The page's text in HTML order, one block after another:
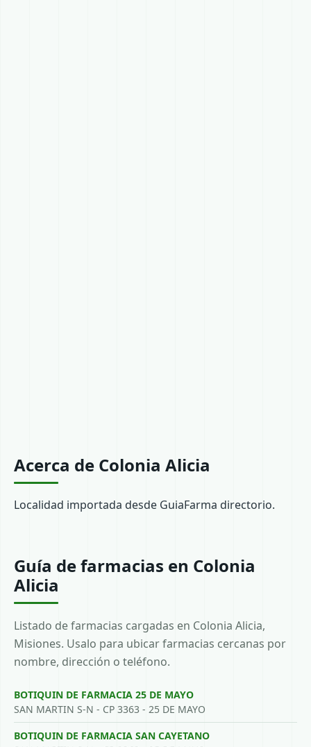
Acerca de Colonia Alicia
Localidad importada desde GuiaFarma directorio.
Guía de farmacias en Colonia
Alicia
Listado de farmacias cargadas en Colonia Alicia,
Misiones. Usalo para ubicar farmacias cercanas por
nombre, dirección o teléfono.
BOTIQUIN DE FARMACIA 25 DE MAYO
SAN MARTIN S-N - CP 3363 - 25 DE MAYO
BOTIQUIN DE FARMACIA SAN CAYETANO